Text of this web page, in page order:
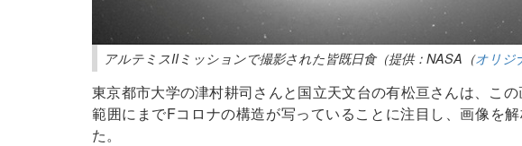
アルテミスIIミッションで撮影された皆既日食（提供：NASA（オリジ
東京都市大学の津村耕司さんと国立天文台の有松亘さんは、こ
範囲にまでFコロナの構造が写っていることに注目し、画像を
た。